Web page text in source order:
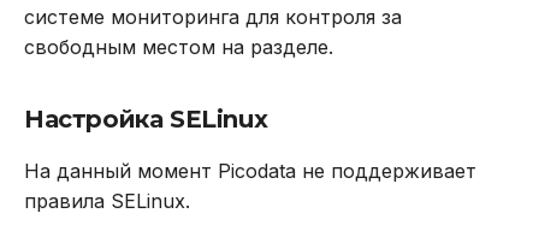
системе мониторинга для контроля за
свободным местом на разделе.
Настройка SELinux
На данный момент Picodata не поддерживает
правила SELinux.